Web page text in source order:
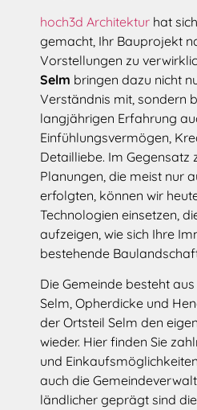
hoch3d Architektur hat
gemacht, Ihr Bauprojekt
Vorstellungen zu
Selm bringen dazu nicht
Verständnis mit, sondern
langjährigen Erfahrung
Einfühlungsvermögen,
Detailliebe. Im Gegensatz
Planungen, die meist nur
erfolgten, können wir
Technologien einsetzen,
aufzeigen, wie sich Ihre
bestehende
Die Gemeinde besteht
Selm, Opherdicke und
der Ortsteil Selm den
wieder. Hier finden Sie
und
auch die
ländlicher geprägt sind